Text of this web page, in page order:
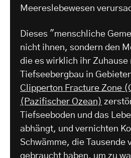
Meereslebewesen
Dieses "menschliche
nicht ihnen, sondern den
die es wirklich ihr Zuhause
Tiefseebergbau in
Clipperton Fracture Zone
(Pazifischer Ozean)
Tiefseeboden und das
abhängt, und vernichten
Schwämme, die Tausende
gebraucht haben, um zu